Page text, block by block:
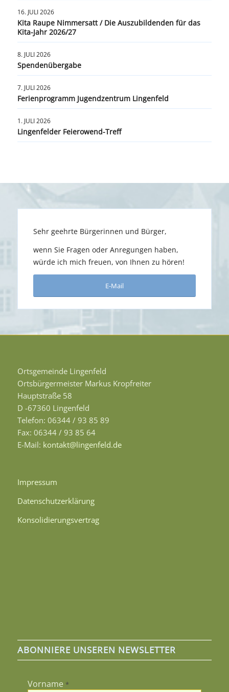
16. JULI 2026
Kita Raupe Nimmersatt / Die Auszubildenden für das
Kita-Jahr 2026/27
8. JULI 2026
Spendenübergabe
7. JULI 2026
Ferienprogramm Jugendzentrum Lingenfeld
1. JULI 2026
Lingenfelder Feierowend-Treff
Sehr geehrte Bürgerinnen und Bürger,
wenn Sie Fragen oder Anregungen haben,
würde ich mich freuen, von Ihnen zu hören!
E-Mail
Ortsgemeinde Lingenfeld
Ortsbürgermeister Markus Kropfreiter
Hauptstraße 58
D -67360 Lingenfeld
Telefon: 06344 / 93 85 89
Fax: 06344 / 93 85 64
E-Mail: kontakt@lingenfeld.de
Impressum
Datenschutzerklärung
Konsolidierungsvertrag
ABONNIERE UNSEREN NEWSLETTER
Vorname *